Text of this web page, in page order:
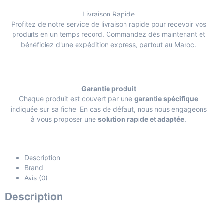
Livraison Rapide
Profitez de notre service de livraison rapide pour recevoir vos
produits en un temps record. Commandez dès maintenant et
bénéficiez d'une expédition express, partout au Maroc.
Garantie produit
Chaque produit est couvert par une garantie spécifique
indiquée sur sa fiche. En cas de défaut, nous nous engageons
à vous proposer une solution rapide et adaptée.
Description
Brand
Avis (0)
Description